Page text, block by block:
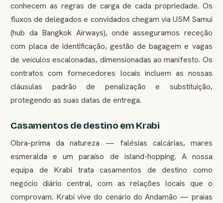
conhecem as regras de carga de cada propriedade. Os
fluxos de delegados e convidados chegam via USM Samui
(hub da Bangkok Airways), onde asseguramos receção
com placa de identificação, gestão de bagagem e vagas
de veículos escalonadas, dimensionadas ao manifesto. Os
contratos com fornecedores locais incluem as nossas
cláusulas padrão de penalização e substituição,
protegendo as suas datas de entrega.
Casamentos de destino em Krabi
Obra-prima da natureza — falésias calcárias, mares
esmeralda e um paraíso de island-hopping. A nossa
equipa de Krabi trata casamentos de destino como
negócio diário central, com as relações locais que o
comprovam. Krabi vive do cenário do Andamão — praias